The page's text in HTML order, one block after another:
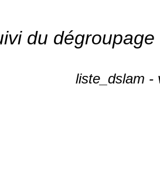
du
liste_dslam -